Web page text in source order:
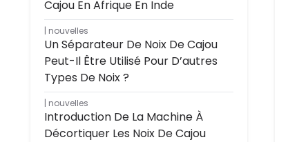
Cajou En Afrique En Inde
nouvelles
Un Séparateur De Noix De Cajou
Peut-Il Être Utilisé Pour D’autres
Types De Noix ?
nouvelles
Introduction De La Machine À
Décortiquer Les Noix De Cajou